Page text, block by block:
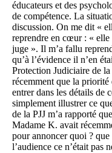
éducateurs et des
de compétence. La
discussion. On me dit «
reprendre en cœur : «
juge ». Il m’a fallu
qu’à l’évidence il n’en
Protection Judiciaire de
récemment que la priorité
entrer dans les détails de
simplement illustrer ce
de la PJJ m’a rapporté
Madame K. avait
pour annoncer quoi ? que
l’audience ce n’était pas